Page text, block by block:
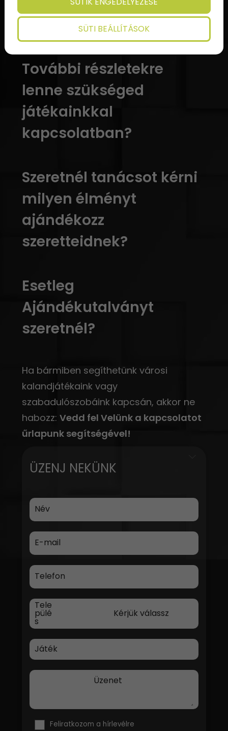
További részletekre
lenne szükséged
játékainkkal
kapcsolatban?
Szeretnél tanácsot kérni
milyen élményt
ajándékozz
szeretteidnek?
Esetleg
Ajándékutalványt
szeretnél?
Ha bármiben segíthetünk városi
kalandjátékaink vagy
szabadulószobáink kapcsán, akkor ne
habozz: Vedd fel Velünk a kapcsolatot
űrlapunk segítségével!
ÜZENJ NEKÜNK
Név
E-mail
Telefon
Tele
pülé
s
Játék
Üzenet
Feliratkozom a hírlevélre
SÜTI BEÁLLÍTÁSOK